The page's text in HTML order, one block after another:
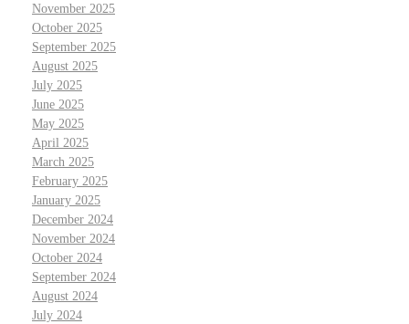
November 2025
October 2025
September 2025
August 2025
July 2025
June 2025
May 2025
April 2025
March 2025
February 2025
January 2025
December 2024
November 2024
October 2024
September 2024
August 2024
July 2024